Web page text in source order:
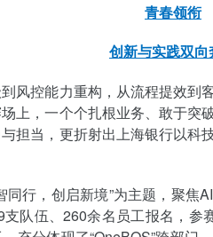
青春领衔
创新与实践双向
到风控能力重构，从流程提效
上，一个个扎根业务、敢于突
担当，更折射出上海银行以科
同行，创启新境”为主题，聚焦
队伍、260余名员工报名，参